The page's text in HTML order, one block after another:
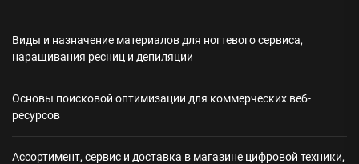
Виды и назначение материалов для ногтевого сервиса,
наращивания ресниц и депиляции
Основы поисковой оптимизации для коммерческих веб-
ресурсов
Ассортимент, сервис и доставка в магазине цифровой техники,